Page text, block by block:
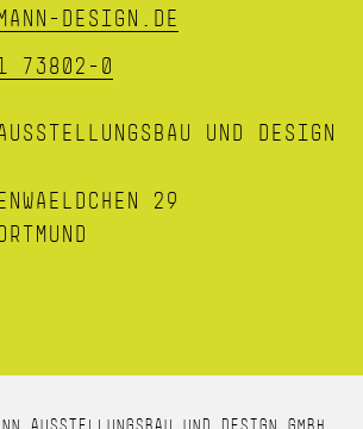
DESIGN.DE
73802-0
UND DESIGN
29